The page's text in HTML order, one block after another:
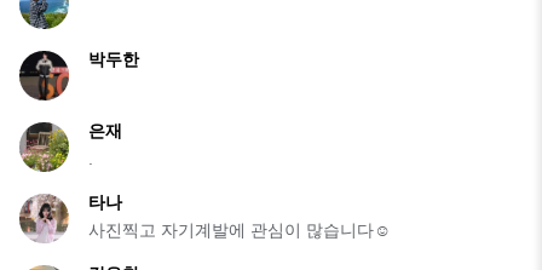
박두한
은재
.
타나
사진찍고 자기계발에 관심이 많습니다☺️